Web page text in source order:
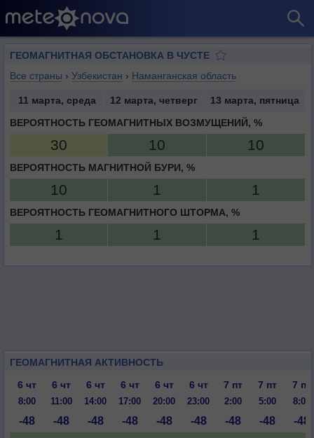
ГЕОМАГНИТНАЯ ОБСТАНОВКА В ЧУСТЕ
Все страны › Узбекистан › Наманганская область
11 марта, среда 12 марта, четверг
13 марта, пятница
ВЕРОЯТНОСТЬ ГЕОМАГНИТНЫХ ВОЗМУЩЕНИЙ, %
30 10 10
ВЕРОЯТНОСТЬ МАГНИТНОЙ БУРИ, %
10 1 1
ВЕРОЯТНОСТЬ ГЕОМАГНИТНОГО ШТОРМА, %
1 1 1
ГЕОМАГНИТНАЯ АКТИВНОСТЬ
6 чт
6 чт 6 чт 6 чт 6 чт 6 чт 7 пт 7 пт 7 пт
8:00 11:00 14:00 17:00 20:00 23:00 2:00 5:00 8:00
-48 -48 -48 -48 -48 -48 -48 -48 -48